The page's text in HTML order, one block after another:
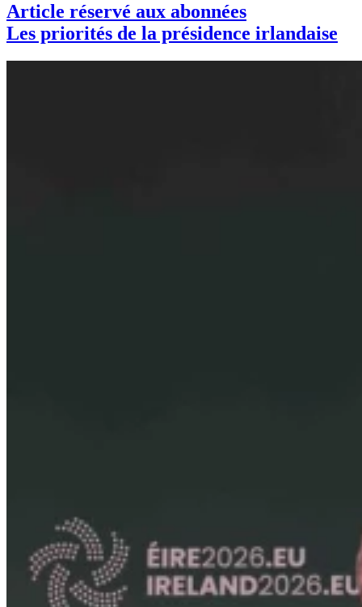
Article réservé aux abonnées
Les priorités de la présidence irlandaise